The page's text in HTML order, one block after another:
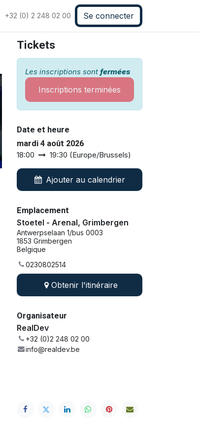
+32 (0) 2 248 02 00 Se connecter
Tickets
Les inscriptions sont fermées
Inscriptions terminées
Date et heure
mardi 4 août 2026
18:00
19:30 (Europe/Brussels)
Ajouter au calendrier
Emplacement
Stoetel - Arenal, Grimbergen
Antwerpselaan 1/bus 0003
1853 Grimbergen
Belgique
0230802514
Obtenir l'itinéraire
Organisateur
RealDev
+32 (0)2 248 02 00
info@realdev.be